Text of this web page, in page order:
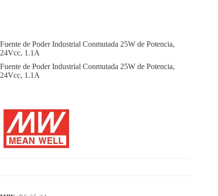
Fuente de Poder Industrial Conmutada 25W de Potencia,
24Vcc, 1.1A
Fuente de Poder Industrial Conmutada 25W de Potencia,
24Vcc, 1.1A